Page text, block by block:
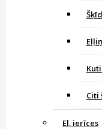
Citi
El. ierīces